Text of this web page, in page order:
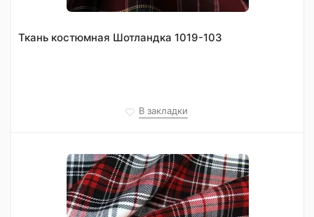
Ткань костюмная Шотландка 1019-103
В закладки